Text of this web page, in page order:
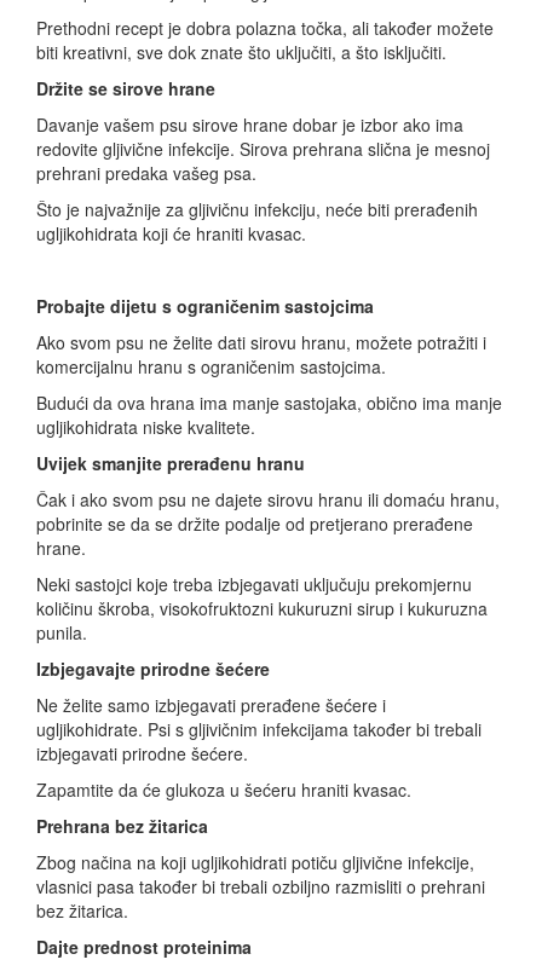
Prethodni recept je dobra polazna točka, ali također možete
biti kreativni, sve dok znate što uključiti, a što isključiti.
Držite se sirove hrane
Davanje vašem psu sirove hrane dobar je izbor ako ima
redovite gljivične infekcije. Sirova prehrana slična je mesnoj
prehrani predaka vašeg psa.
Što je najvažnije za gljivičnu infekciju, neće biti prerađenih
ugljikohidrata koji će hraniti kvasac.
Probajte dijetu s ograničenim sastojcima
Ako svom psu ne želite dati sirovu hranu, možete potražiti i
komercijalnu hranu s ograničenim sastojcima.
Budući da ova hrana ima manje sastojaka, obično ima manje
ugljikohidrata niske kvalitete.
Uvijek smanjite prerađenu hranu
Čak i ako svom psu ne dajete sirovu hranu ili domaću hranu,
pobrinite se da se držite podalje od pretjerano prerađene
hrane.
Neki sastojci koje treba izbjegavati uključuju prekomjernu
količinu škroba, visokofruktozni kukuruzni sirup i kukuruzna
punila.
Izbjegavajte prirodne šećere
Ne želite samo izbjegavati prerađene šećere i
ugljikohidrate. Psi s gljivičnim infekcijama također bi trebali
izbjegavati prirodne šećere.
Zapamtite da će glukoza u šećeru hraniti kvasac.
Prehrana bez žitarica
Zbog načina na koji ugljikohidrati potiču gljivične infekcije,
vlasnici pasa također bi trebali ozbiljno razmisliti o prehrani
bez žitarica.
Dajte prednost proteinima